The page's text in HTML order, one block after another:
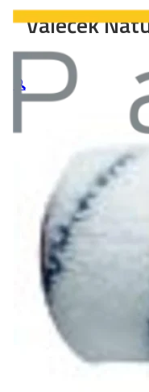
Váleček
🔍